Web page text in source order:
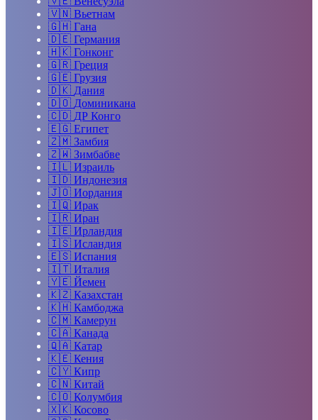
🇻🇳 Вьетнам
🇬🇭 Гана
🇩🇪 Германия
🇭🇰 Гонконг
🇬🇷 Греция
🇬🇪 Грузия
🇩🇰 Дания
🇩🇴 Доминикана
🇨🇩 ДР Конго
🇪🇬 Египет
🇿🇲 Замбия
🇿🇼 Зимбабве
🇮🇱 Израиль
🇮🇩 Индонезия
🇯🇴 Иордания
🇮🇶 Ирак
🇮🇷 Иран
🇮🇪 Ирландия
🇮🇸 Исландия
🇪🇸 Испания
🇮🇹 Италия
🇾🇪 Йемен
🇰🇿 Казахстан
🇰🇭 Камбоджа
🇨🇲 Камерун
🇨🇦 Канада
🇶🇦 Катар
🇰🇪 Кения
🇨🇾 Кипр
🇨🇳 Китай
🇨🇴 Колумбия
🇽🇰 Косово